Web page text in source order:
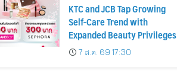
KTC and JCB Tap Growing
Self-Care Trend with
Expanded Beauty Privileges
Number of KTC JCB
Cardmembers Spending on
7 ส.ค. 69 17:30